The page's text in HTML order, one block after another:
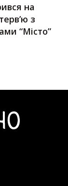
на
з
“Місто”